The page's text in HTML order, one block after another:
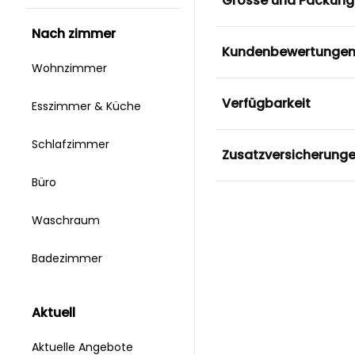
nach zimmer
Wohnzimmer
Esszimmer & Küche
Schlafzimmer
Büro
Waschraum
Badezimmer
aktuell
Aktuelle Angebote
Kundenbewertungen
Verfügbarkeit